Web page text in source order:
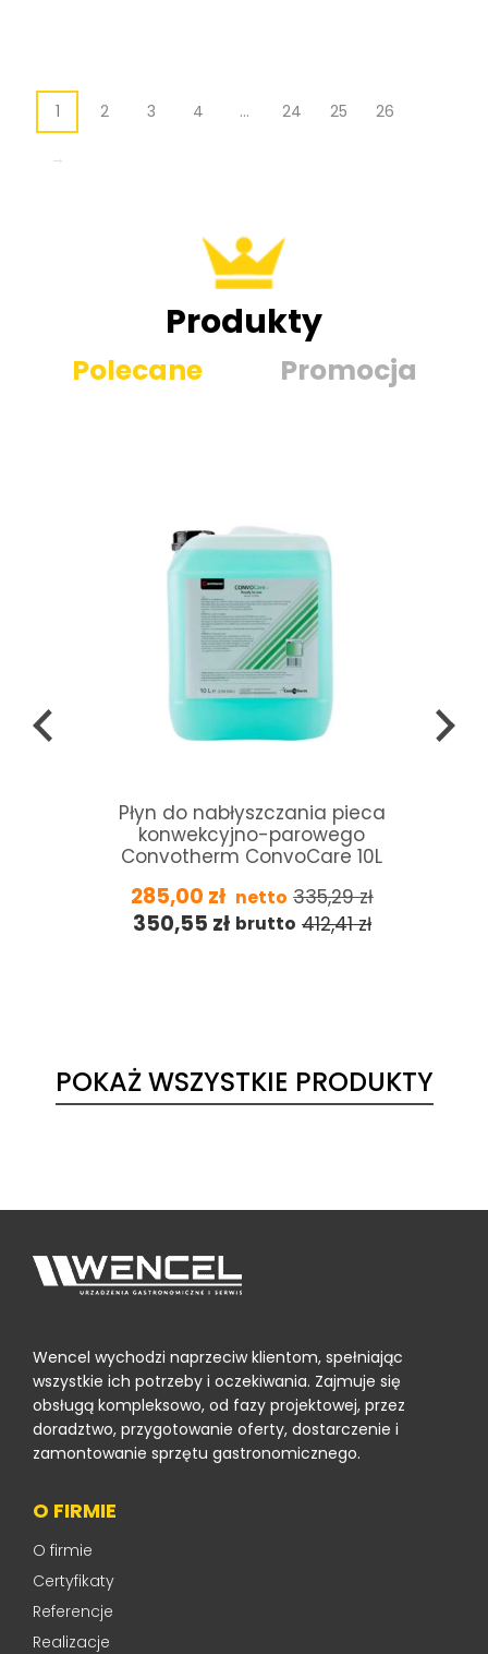
1 2 3 4 … 24 25 26
→
Produkty
Polecane Promocja
Płyn do nabłyszczania pieca
konwekcyjno-parowego
Convotherm ConvoCare 10L
285,00 zł netto 335,29zł
350,55 zł brutto 412,41zł
POKAŻ WSZYSTKIE PRODUKTY
Wencel wychodzi naprzeciw klientom, spełniając
wszystkie ich potrzeby i oczekiwania. Zajmuje się
obsługą kompleksowo, od fazy projektowej, przez
doradztwo, przygotowanie oferty, dostarczenie i
zamontowanie sprzętu gastronomicznego.
O FIRMIE
O firmie
Certyfikaty
Referencje
Realizacje